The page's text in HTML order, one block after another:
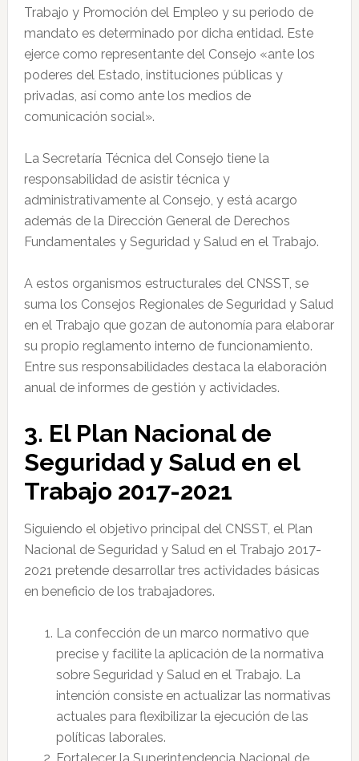
Trabajo y Promoción del Empleo y su periodo de
mandato es determinado por dicha entidad. Este
ejerce como representante del Consejo «ante los
poderes del Estado, instituciones públicas y
privadas, así como ante los medios de
comunicación social».
La Secretaría Técnica del Consejo tiene la
responsabilidad de asistir técnica y
administrativamente al Consejo, y está acargo
además de la Dirección General de Derechos
Fundamentales y Seguridad y Salud en el Trabajo.
A estos organismos estructurales del CNSST, se
suma los Consejos Regionales de Seguridad y Salud
en el Trabajo que gozan de autonomía para elaborar
su propio reglamento interno de funcionamiento.
Entre sus responsabilidades destaca la elaboración
anual de informes de gestión y actividades.
3. El Plan Nacional de
Seguridad y Salud en el
Trabajo 2017-2021
Siguiendo el objetivo principal del CNSST, el Plan
Nacional de Seguridad y Salud en el Trabajo 2017-
2021 pretende desarrollar tres actividades básicas
en beneficio de los trabajadores.
La confección de un marco normativo que
precise y facilite la aplicación de la normativa
sobre Seguridad y Salud en el Trabajo. La
intención consiste en actualizar las normativas
actuales para flexibilizar la ejecución de las
políticas laborales.